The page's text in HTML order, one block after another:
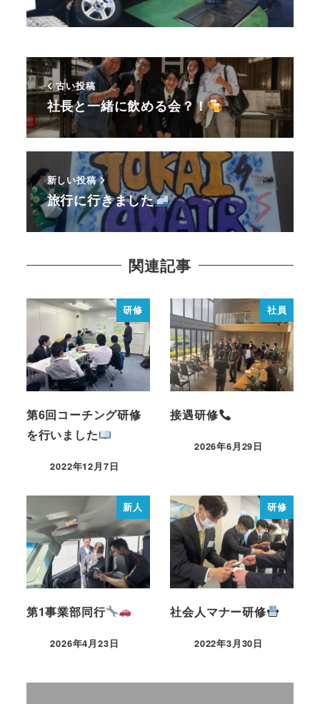
古い投稿
社長と一緒に飲める会？！
新しい投稿
旅行に行きました
関連記事
研修
第6回コーチング研修
を行いました
2022年12月7日
社員
接遇研修
2026年6月29日
新人
第1事業部同行
2026年4月23日
研修
社会人マナー研修
2022年3月30日